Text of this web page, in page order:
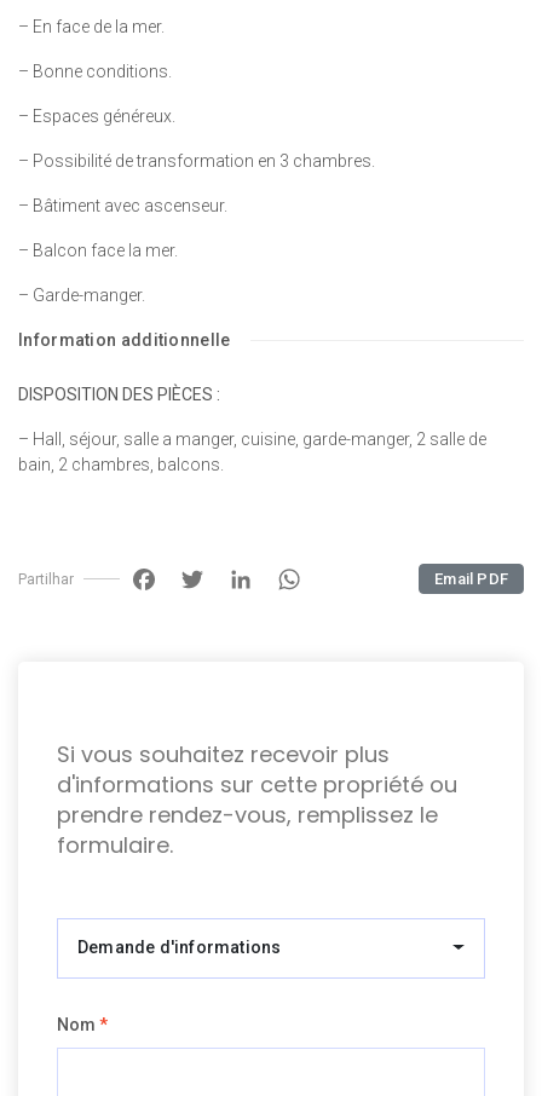
– En face de la mer.
– Bonne conditions.
– Espaces généreux.
– Possibilité de transformation en 3 chambres.
– Bâtiment avec ascenseur.
– Balcon face la mer.
– Garde-manger.
Information additionnelle
DISPOSITION DES PIÈCES :
– Hall, séjour, salle a manger, cuisine, garde-manger, 2 salle de
bain, 2 chambres, balcons.
PartilharFacebook
Twitter
LinkedIn
WhatsApp Email PDF
Si vous souhaitez recevoir plus
d'informations sur cette propriété ou
prendre rendez-vous, remplissez le
formulaire.
Demande d'informations
Nom *